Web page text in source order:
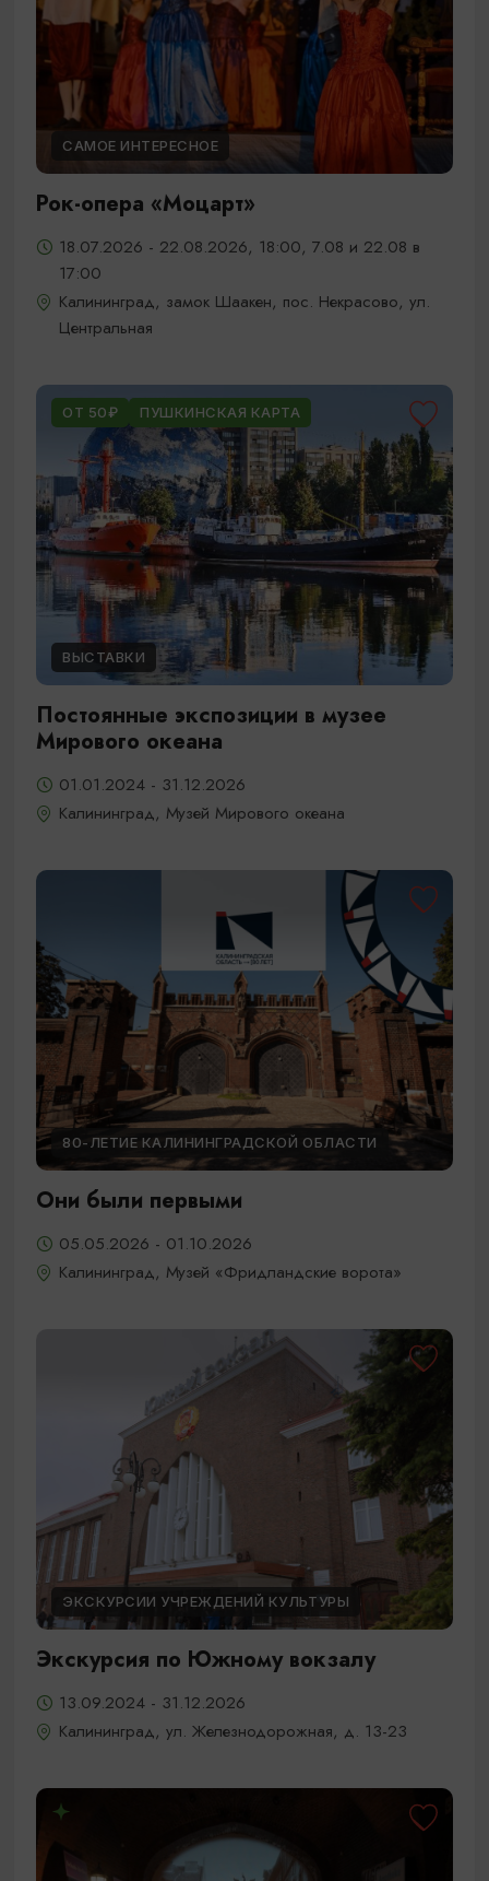
САМОЕ ИНТЕРЕСНОЕ
Рок-опера «Моцарт»
18.07.2026 - 22.08.2026, 18:00, 7.08 и 22.08 в
17:00
Калининград, замок Шаакен, пос. Некрасово, ул.
Центральная
ОТ 50₽ ПУШКИНСКАЯ КАРТА
ВЫСТАВКИ
Постоянные экспозиции в музее
Мирового океана
01.01.2024 - 31.12.2026
Калининград, Музей Мирового океана
80-ЛЕТИЕ КАЛИНИНГРАДСКОЙ ОБЛАСТИ
Они были первыми
05.05.2026 - 01.10.2026
Калининград, Музей «Фридландские ворота»
ЭКСКУРСИИ УЧРЕЖДЕНИЙ КУЛЬТУРЫ
Экскурсия по Южному вокзалу
13.09.2024 - 31.12.2026
Калининград, ул. Железнодорожная, д. 13-23